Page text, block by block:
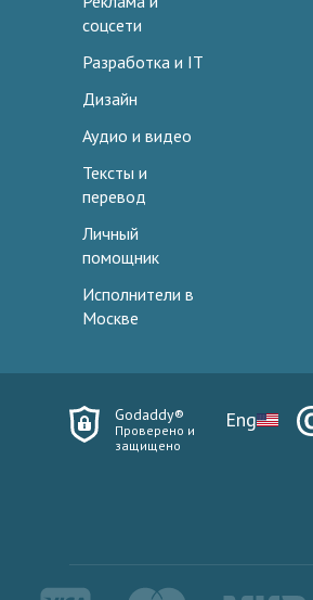
соцсети
Разработка и IT
Дизайн
Аудио и видео
Тексты и
перевод
Личный
помощник
Исполнители в
Москве
Godaddy®
Проверено и
защищено
Eng